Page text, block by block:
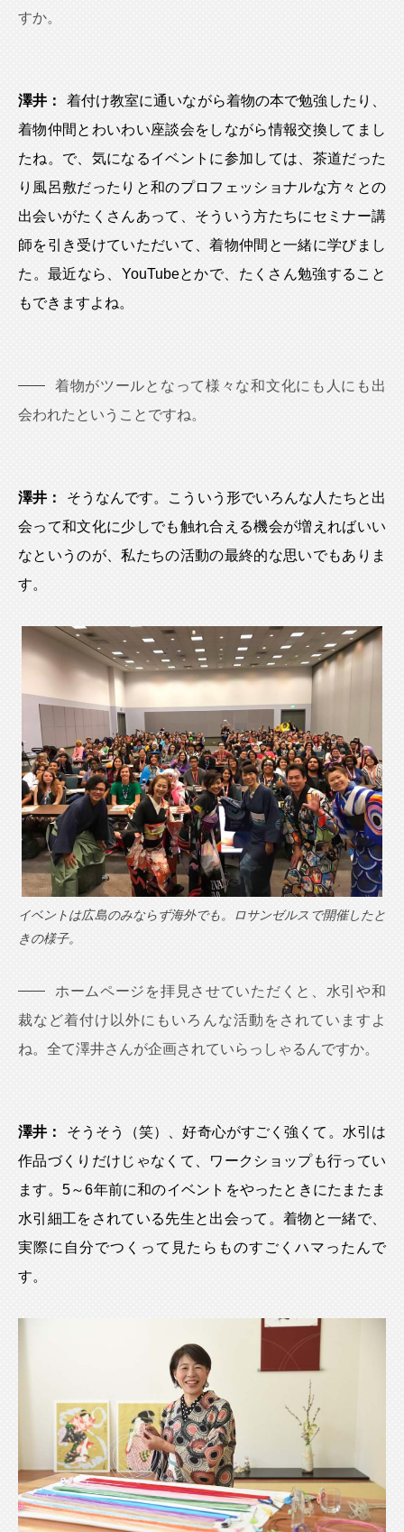
すか。
澤井：
着付け教室に通いながら着物の本で勉強したり、
着物仲間とわいわい座談会をしながら情報交換してまし
たね。で、気になるイベントに参加しては、茶道だった
り風呂敷だったりと和のプロフェッショナルな方々との
出会いがたくさんあって、そういう方たちにセミナー講
師を引き受けていただいて、着物仲間と一緒に学びまし
た。最近なら、YouTubeとかで、たくさん勉強すること
もできますよね。
着物がツールとなって様々な和文化にも人にも出
会われたということですね。
澤井：
そうなんです。こういう形でいろんな人たちと出
会って和文化に少しでも触れ合える機会が増えればいい
なというのが、私たちの活動の最終的な思いでもありま
す。
イベントは広島のみならず海外でも。ロサンゼルスで開催したと
きの様子。
ホームページを拝見させていただくと、水引や和
裁など着付け以外にもいろんな活動をされていますよ
ね。全て澤井さんが企画されていらっしゃるんですか。
澤井：
そうそう（笑）、好奇心がすごく強くて。水引は
作品づくりだけじゃなくて、ワークショップも行ってい
ます。5～6年前に和のイベントをやったときにたまたま
水引細工をされている先生と出会って。着物と一緒で、
実際に自分でつくって見たらものすごくハマったんで
す。